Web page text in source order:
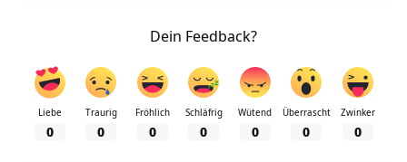
Dein Feedback?
Liebe
0
Traurig
0
Fröhlich
0
Schläfrig
0
Wütend
0
Überrascht
0
Zwinker
0